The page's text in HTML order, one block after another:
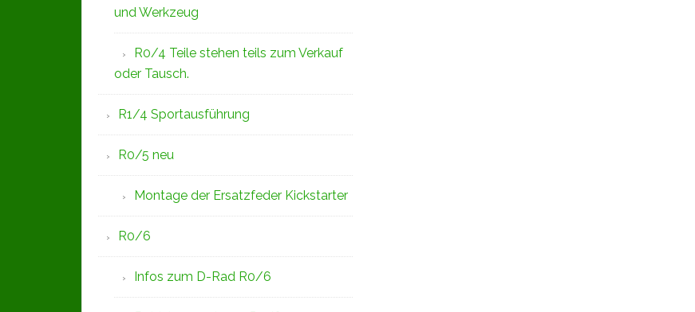
und Werkzeug
R0/4 Teile stehen teils zum Verkauf
oder Tausch.
R1/4 Sportausführung
R0/5 neu
Montage der Ersatzfeder Kickstarter
R0/6
Infos zum D-Rad R0/6